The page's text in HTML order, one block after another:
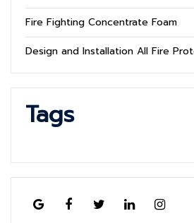
Fire Fighting Concentrate Foam
Design and Installation All Fire
Tags